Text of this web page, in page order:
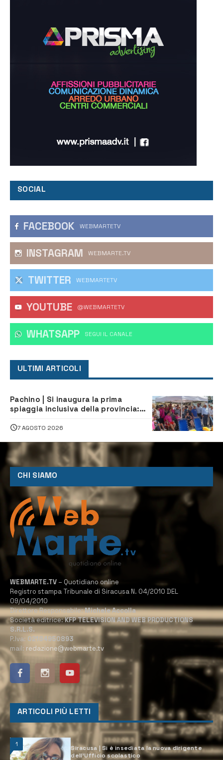
SOCIAL
FACEBOOK WEBMARTETV
INSTAGRAM WEBMARTE.TV
TWITTER WEBMARTETV
YOUTUBE @WEBMARTETV
WHATSAPP ‎SEGUI IL CANALE
ULTIMI ARTICOLI
Pachino | Si inaugura la prima
spiaggia inclusiva della provincia:
tutti
7 AGOSTO 2026
CHI SIAMO
WEBMARTE.TV – Quotidiano online
Registro stampa Tribunale di Siracusa N. 04/2010 DEL
09/04/2010
Direttore Responsabile:Michele Accolla
Società editrice:KFP TELEVISION AND WEB PRODUCTIONS
S.R.L.S.
P.Iva: 02184950893
mail: redazione@webmarte.tv
ARTICOLI PIÙ LETTI
1
Siracusa | Si è insediata la nuova dirigente
dell’Ufficio scolastico